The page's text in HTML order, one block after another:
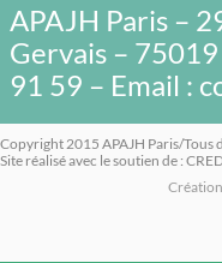
APAJH Paris –
Gervais –
91 59 – Email :
Copyright 2015 APAJH Paris/Tous
Site réalisé avec le soutien de :